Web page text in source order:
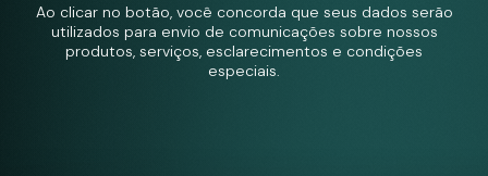
Ao clicar no botão, você concorda que seus dados serão
utilizados para envio de comunicações sobre nossos
produtos, serviços, esclarecimentos e condições
especiais.